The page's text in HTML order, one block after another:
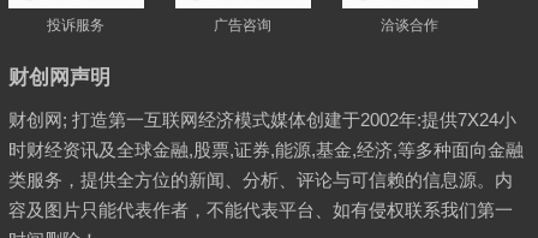
投诉服务 广告咨询 洽谈合作
财创网声明
财创网; 打造第一互联网经济模式媒体创建于2002年:提供7X24小
时财经资讯及全球金融,股票,证券,能源,基金,经济,等多种面向金融
类服务，提供全方位的新闻、分析、评论与可信赖的信息源。内
容及图片只能代表作者，不能代表平台、如有侵权联系我们第一